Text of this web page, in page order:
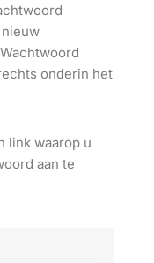
nieuw
onderin het
link waarop u
aan te